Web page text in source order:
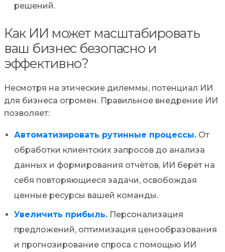
решений.
Как ИИ может масштабировать
ваш бизнес безопасно и
эффективно?
Несмотря на этические дилеммы, потенциал ИИ
для бизнеса огромен. Правильное внедрение ИИ
позволяет:
Автоматизировать рутинные процессы. От
обработки клиентских запросов до анализа
данных и формирования отчётов, ИИ берёт на
себя повторяющиеся задачи, освобождая
ценные ресурсы вашей команды.
Увеличить прибыль. Персонализация
предложений, оптимизация ценообразования
и прогнозирование спроса с помощью ИИ